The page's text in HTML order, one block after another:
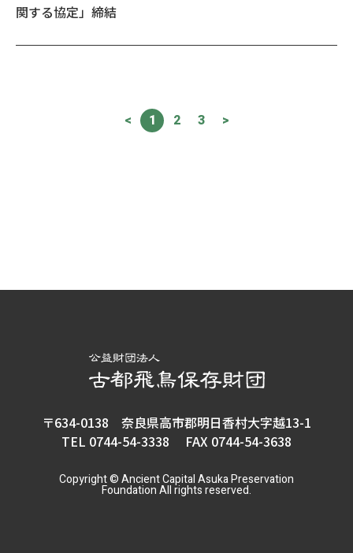
関する協定」締結
< 1 2 3 >
〒634-0138 奈良県高市郡明日香村大字越13-1
TEL 0744-54-3338 FAX 0744-54-3638
Copyright © Ancient Capital Asuka Preservation
Foundation All rights reserved.